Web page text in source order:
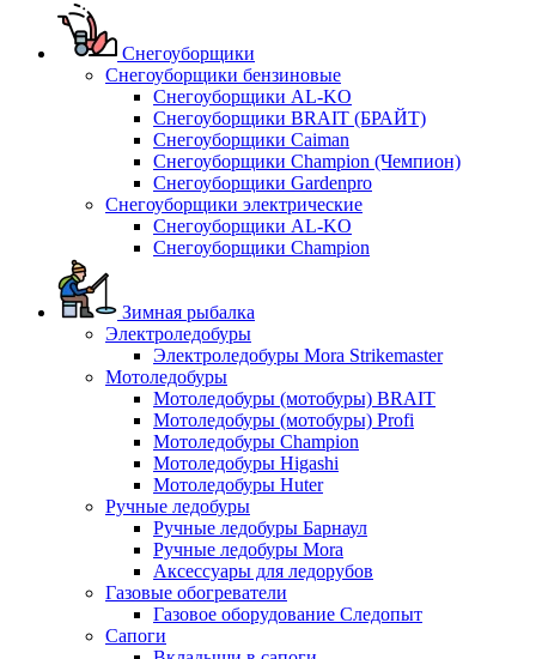
Снегоуборщики
Снегоуборщики бензиновые
Снегоуборщики AL-KO
Снегоуборщики BRAIT (БРАЙТ)
Снегоуборщики Caiman
Снегоуборщики Champion (Чемпион)
Снегоуборщики Gardenpro
Снегоуборщики электрические
Снегоуборщики AL-KO
Снегоуборщики Champion
Зимная рыбалка
Электроледобуры
Электроледобуры Mora Strikemaster
Мотоледобуры
Мотоледобуры (мотобуры) BRAIT
Мотоледобуры (мотобуры) Profi
Мотоледобуры Champion
Мотоледобуры Higashi
Мотоледобуры Huter
Ручные ледобуры
Ручные ледобуры Барнаул
Ручные ледобуры Mora
Аксессуары для ледорубов
Газовые обогреватели
Газовое оборудование Следопыт
Сапоги